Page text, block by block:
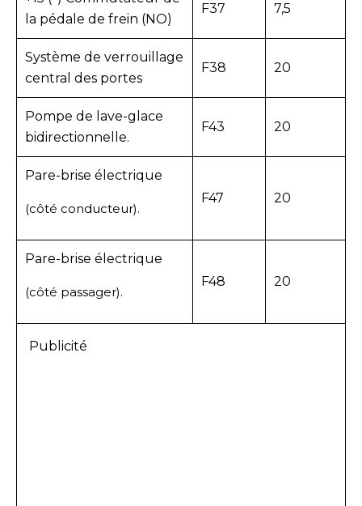
la pédale de frein (NO)
F37 7,5
Système de verrouillage
central des portes
F38 20
Pompe de lave-glace
bidirectionnelle.
F43 20
Pare-brise électrique
(côté conducteur).
F47 20
Pare-brise électrique
(côté passager).
F48 20
Publicité